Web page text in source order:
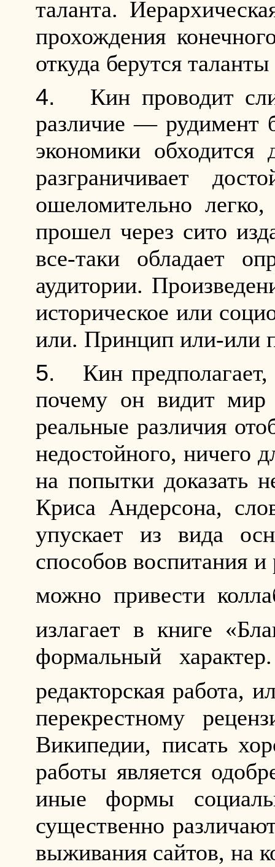
таланта.
прохождения
откуда берутся
Кин проводит
различие — рудимент
экономики
разграничивает
ошеломительно
прошел через сито
все-таки обладает
аудитории.
историческое или
или. Принцип или-или
Кин
почему он видит мир
реальные различия
недостойного, ничего
на попытки доказать
Криса Андерсона,
упускает из вида
способов воспитания
можно привести
излагает в книге
формальный
редакторская работа,
перекрестному
Википедии, писать
работы является
иные формы
существенно
выживания сайтов, на